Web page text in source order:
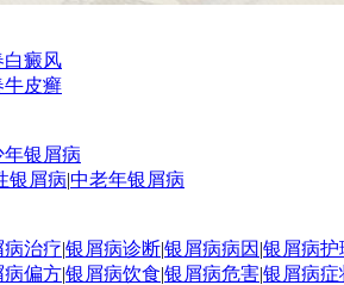
白癜风
牛皮癣
年银屑病
银屑病|中老年银屑病
病治疗|银屑病诊断|银屑病病因 |银屑病护
病偏方|银屑病饮食|银屑病危害|银屑病症